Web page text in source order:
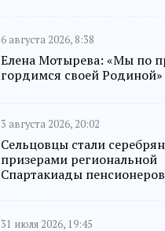
6 августа 2026, 8:38
Елена Мотырева: «Мы по
гордимся своей Родиной»
3 августа 2026, 20:02
Сельцовцы стали
призерами региональной
Спартакиады пенсионеров
31 июля 2026, 19:45